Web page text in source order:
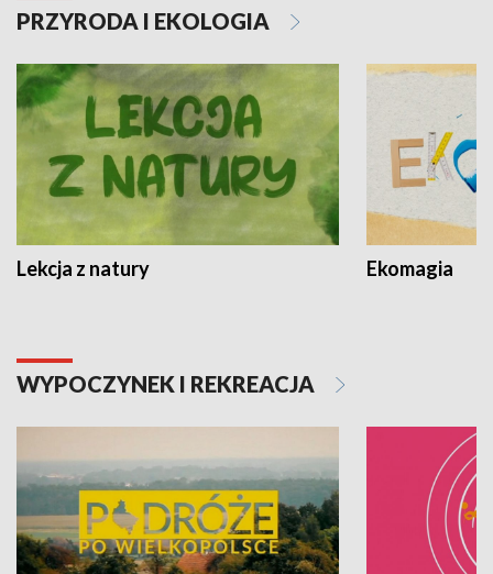
PRZYRODA I EKOLOGIA
Lekcja z natury Ekomagia
WYPOCZYNEK I REKREACJA